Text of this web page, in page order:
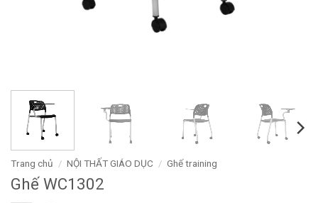
Trang chủ / NỘI THẤT GIÁO DỤC / Ghế training
Ghế WC1302